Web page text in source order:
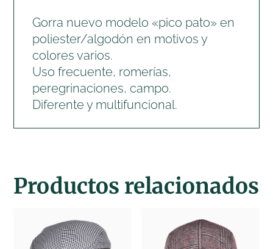
Gorra nuevo modelo «pico pato» en
poliester/algodón en motivos y
colores varios.
Uso frecuente, romerías,
peregrinaciones, campo.
Diferente y multifuncional.
Productos relacionados